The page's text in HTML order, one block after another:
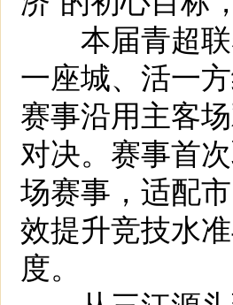
本届青超联
一座城、活一
赛事沿用主客
对决。赛事首
场赛事，适配
效提升竞技水
度。